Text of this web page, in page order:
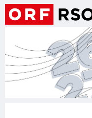
Direkt
zum